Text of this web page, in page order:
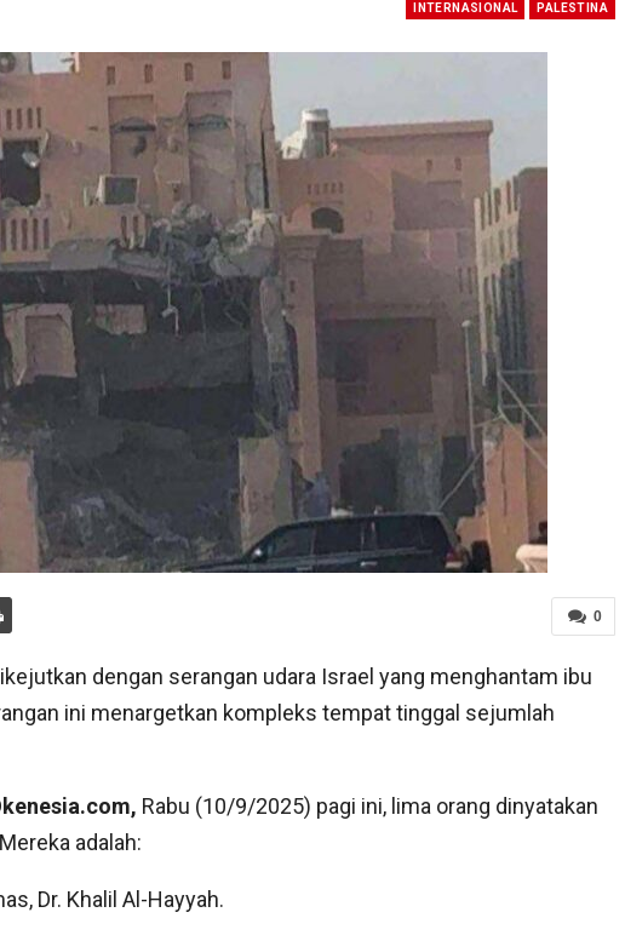
INTERNASIONAL PALESTINA
0
dengan serangan udara Israel yang menghantam ibu
ini menargetkan kompleks tempat tinggal sejumlah
Rabu (10/9/2025) pagi ini, lima orang dinyatakan
adalah:
Dr. Khalil Al-Hayyah.